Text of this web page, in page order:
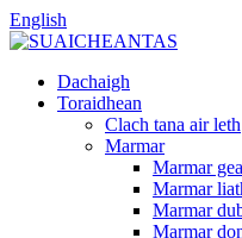
English
Dachaigh
Toraidhean
Clach tana air leth
Marmar
Marmar
Marmar
Marmar
Marmar